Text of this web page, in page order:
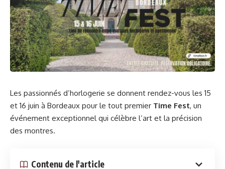
Les passionnés d’horlogerie se donnent rendez-vous les 15
et 16 juin à Bordeaux pour le tout premier Time Fest, un
événement exceptionnel qui célèbre l’art et la précision
des montres.
Contenu de l'article